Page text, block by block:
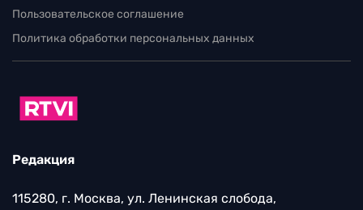
Пользовательское соглашение
Политика обработки персональных данных
Редакция
115280, г. Москва, ул. Ленинская слобода,